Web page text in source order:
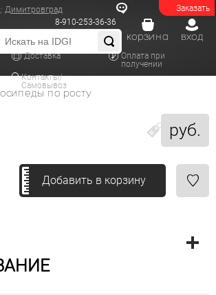
Заказать
Димитровград
8-910-253-36-36
Доставка
Оплата при
получении
Контакты/
Самовывоз
вход
корзина
руб.
по росту
Добавить в корзину